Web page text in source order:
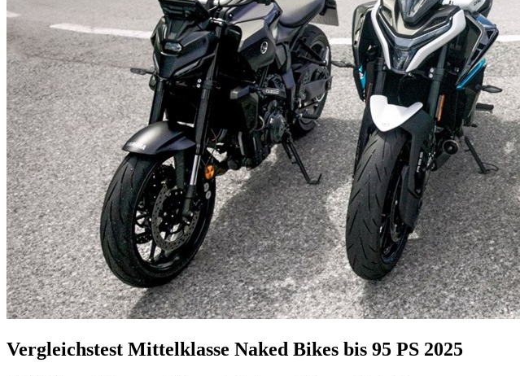
Vergleichstest Mittelklasse Naked Bikes bis 95 PS 2025